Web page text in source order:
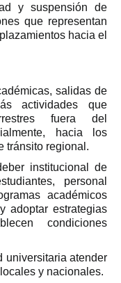
y suspensión de
que representan
hacia el
salidas de
actividades que
fuera del
hacia los
tránsito regional.
institucional de
personal
académicos
adoptar estrategias
condiciones
universitaria atender
y nacionales.